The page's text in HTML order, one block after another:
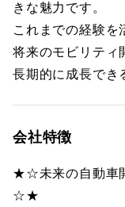
きな魅力です。
これまでの経験を
将来のモビリティ
長期的に成長でき
会社特徴
★☆未来の自動車
☆★